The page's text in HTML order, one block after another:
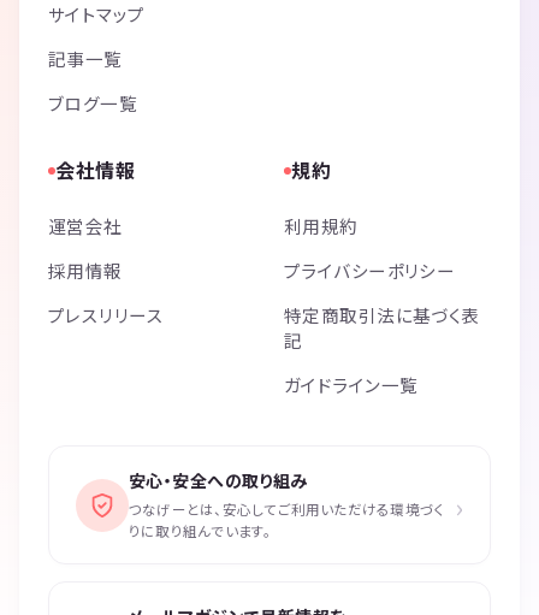
サイトマップ
記事一覧
ブログ一覧
会社情報
運営会社
採用情報
プレスリリース
規約
利用規約
プライバシーポリシー
特定商取引法に基づく表
記
ガイドライン一覧
安心・安全への取り組み
つなげーとは、安心してご利用いただける環境づく
りに取り組んでいます。
›